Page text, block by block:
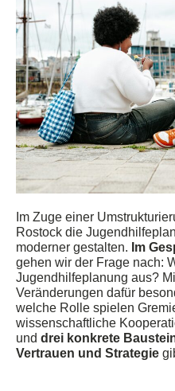
Im Zuge einer
Rostock die Jugendh
moderner gestalten. Im
gehen wir der Frage nach:
Jugendhilfeplanung aus?
Veränderungen dafür
welche Rolle spielen
wissenschaftliche
und drei konkrete
Vertrauen und Strategie